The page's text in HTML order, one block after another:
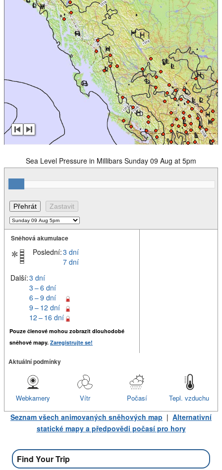
Sea Level Pressure in Millibars Sunday 09 Aug at 5pm
Sněhová akumulace
Poslední:3 dní
7 dní
Další:3 dní
3 – 6 dní
6 – 9 dní
9 – 12 dní
12 – 16 dní
Pouze členové mohou zobrazit dlouhodobé
sněhové mapy. Zaregistrujte se!
Aktuální podmínky
Tepl. vzduchu
Počasí
Vítr
Webkamery
Seznam všech animovaných sněhových map | Alternativní
statické mapy a předpovědi počasí pro hory
Find Your Trip